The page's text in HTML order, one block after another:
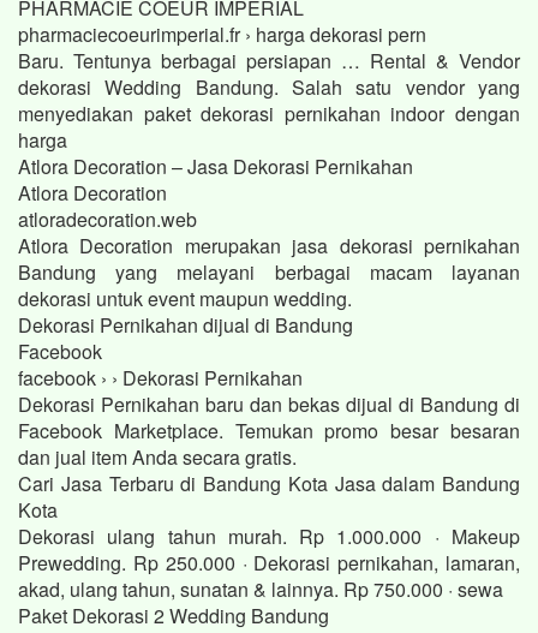
PHARMACIE COEUR IMPERIAL
pharmaciecoeurimperial.fr › harga dekorasi pern
Baru. Tentunya berbagai persiapan … Rental & Vendor
dekorasi Wedding Bandung. Salah satu vendor yang
menyediakan paket dekorasi pernikahan indoor dengan
harga
Atlora Decoration – Jasa Dekorasi Pernikahan
Atlora Decoration
atloradecoration.web
Atlora Decoration merupakan jasa dekorasi pernikahan
Bandung yang melayani berbagai macam layanan
dekorasi untuk event maupun wedding.
Dekorasi Pernikahan dijual di Bandung
Facebook
facebook › › Dekorasi Pernikahan
Dekorasi Pernikahan baru dan bekas dijual di Bandung di
Facebook Marketplace. Temukan promo besar besaran
dan jual item Anda secara gratis.
Cari Jasa Terbaru di Bandung Kota Jasa dalam Bandung
Kota
Dekorasi ulang tahun murah. Rp 1.000.000 · Makeup
Prewedding. Rp 250.000 · Dekorasi pernikahan, lamaran,
akad, ulang tahun, sunatan & lainnya. Rp 750.000 · sewa
Paket Dekorasi 2 Wedding Bandung